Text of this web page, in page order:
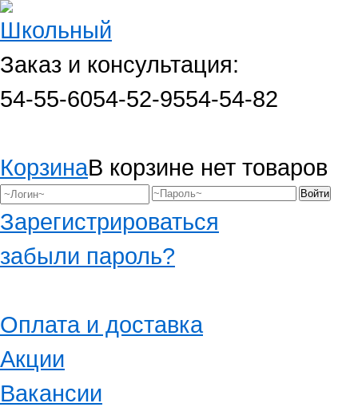
Заказ и консультация:
54-55-6054-52-9554-54-82
КорзинаВ корзине нет товаров
Зарегистрироваться
забыли пароль?
Оплата и доставка
Акции
Вакансии